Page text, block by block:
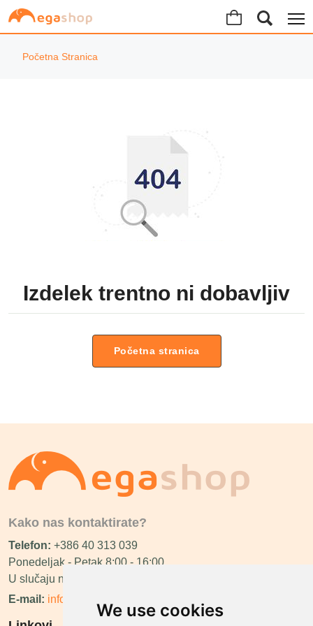
We use cookies
Početna Stranica
Izdelek trentno ni dobavljiv
Početna stranica
Kako nas kontaktirate?
Telefon: +386 40 313 039
Ponedeljak - Petak 8:00 - 16:00
U slučaju neraspoloživosti ćemo vas nazvati.
E-mail: info@megashop.hr